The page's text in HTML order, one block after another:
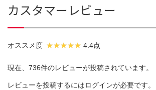
カスタマーレビュー
オススメ度 4.4点
現在、736件のレビューが投稿されています。
レビューを投稿するにはログインが必要です。